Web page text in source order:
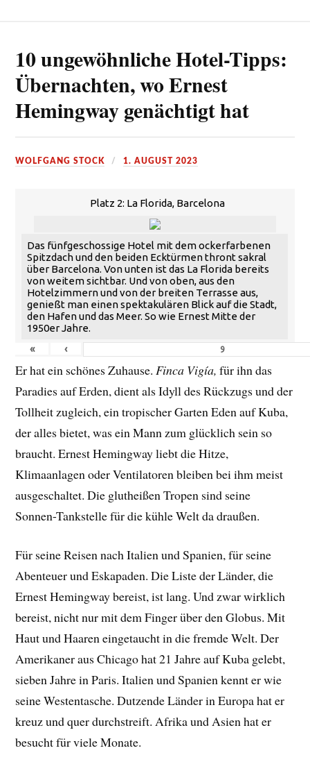
10 ungewöhnliche Hotel-Tipps:
Übernachten, wo Ernest
Hemingway genächtigt hat
WOLFGANG STOCK 1. AUGUST 2023
Platz 2: La Florida, Barcelona
Das fünfgeschossige Hotel mit dem ockerfarbenen
Spitzdach und den beiden Ecktürmen thront sakral
über Barcelona. Von unten ist das La Florida bereits
von weitem sichtbar. Und von oben, aus den
Hotelzimmern und von der breiten Terrasse aus,
genießt man einen spektakulären Blick auf die Stadt,
den Hafen und das Meer. So wie Ernest Mitte der
1950er Jahre.
«
‹
Er hat ein schönes Zuhause. Finca Vigía, für ihn das
Paradies auf Erden, dient als Idyll des Rückzugs und der
Tollheit zugleich, ein tropischer Garten Eden auf Kuba,
der alles bietet, was ein Mann zum glücklich sein so
braucht. Ernest Hemingway liebt die Hitze,
Klimaanlagen oder Ventilatoren bleiben bei ihm meist
ausgeschaltet. Die glutheißen Tropen sind seine
Sonnen-Tankstelle für die kühle Welt da draußen.
Für seine Reisen nach Italien und Spanien, für seine
Abenteuer und Eskapaden. Die Liste der Länder, die
Ernest Hemingway bereist, ist lang. Und zwar wirklich
bereist, nicht nur mit dem Finger über den Globus. Mit
Haut und Haaren eingetaucht in die fremde Welt. Der
Amerikaner aus Chicago hat 21 Jahre auf Kuba gelebt,
sieben Jahre in Paris. Italien und Spanien kennt er wie
seine Westentasche. Dutzende Länder in Europa hat er
kreuz und quer durchstreift. Afrika und Asien hat er
besucht für viele Monate.